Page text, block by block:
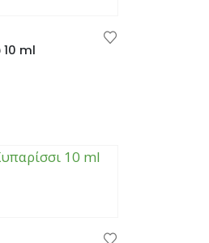
10 ml